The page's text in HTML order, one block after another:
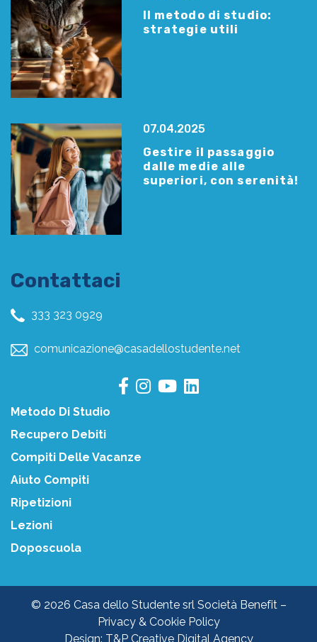
Il metodo di studio:
strategie utili
07.04.2025
Gestire il passaggio
dalle medie alle
superiori, con serenità!
Contattaci
333 323 0929
comunicazione@casadellostudente.net
Metodo Di Studio
Recupero Debiti
Compiti Delle Vacanze
Aiuto Compiti
Ripetizioni
Lezioni
Doposcuola
© 2026 Casa dello Studente srl Società Benefit –
Privacy & Cookie Policy
Design: T&P Creative Digital Agency